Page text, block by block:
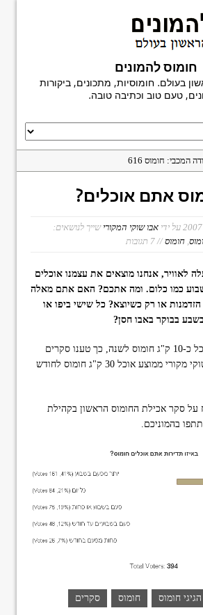
ס
א
כ
ו
חומוס להמונים
בעולם. חומוסיות, מתכונים, ביקורות
טעם טוב וכתיבה טובה.
המכבי: חומוס 616
דוד
בפיתה: פלאפל נעים, בני ברק
הפתעה על יהודה הלוי
אתם אוכלים?
על ידי אבו שוקי המקורי שייך לנושאים:
חומוס// 7 תגובות
לאוויר, אנחנו מוצאים את עצמנו אוכלים
בשבוע כמו כלום. ומה אתכם? האם אתם מאלה
או רק כשיוצא? כל שישי ביפו או
בבוקר באבו חסן?
הישראלי הממוצע אוכל כ-10 ק"ג חומוס לשנה, כך טענו סקרים
שנערכו בעבר. אבו שוקי מקורי ממוצע אוכל 30 ק"ג חומוס לחודש
על סקר אכילת החומוס הראשון בקהילת
בהמוניכם.
הגיגי חומוס חומוס סקרים